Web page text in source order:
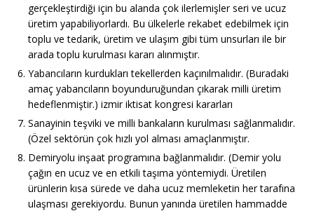
gerçekleştirdiği için bu alanda çok ilerlemişler seri ve ucuz
üretim yapabiliyorlardı. Bu ülkelerle rekabet edebilmek için
toplu ve tedarik, üretim ve ulaşım gibi tüm unsurları ile bir
arada toplu kurulması kararı alınmıştır.
Yabancıların kurdukları tekellerden kaçınılmalıdır. (Buradaki
amaç yabancıların boyunduruğundan çıkarak milli üretim
hedeflenmiştir.) izmir iktisat kongresi kararları
Sanayinin teşviki ve milli bankaların kurulması sağlanmalıdır.
(Özel sektörün çok hızlı yol alması amaçlanmıştır.
Demiryolu inşaat programına bağlanmalıdır. (Demir yolu
çağın en ucuz ve en etkili taşıma yöntemiydi. Üretilen
ürünlerin kısa sürede ve daha ucuz memleketin her tarafına
ulaşması gerekiyordu. Bunun yanında üretilen hammadde